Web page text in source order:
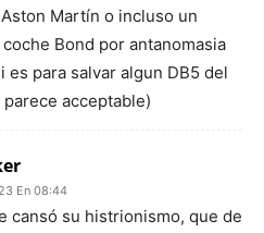
Martín o incluso un
Bond por antanomasia
es para salvar algun DB5 del
acceptable)
En 08:44
cansó su histrionismo, que de